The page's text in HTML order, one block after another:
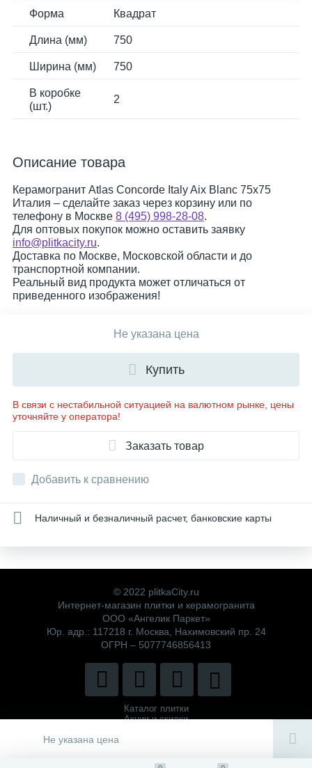
Форма Квадрат
Длина (мм) 750
Ширина (мм) 750
В коробке
(шт.)
2
Описание товара
Керамогранит Atlas Concorde Italy Aix Blanc 75x75
Италия – сделайте заказ через корзину или по
телефону в Москве 8 (495) 998-28-08.
Для оптовых покупок можно оставить заявку
info@plitkacity.ru.
Доставка по Москве, Московской области и до
транспортной компании.
Реальный вид продукта может отличаться от
приведенного изображения!
Не указана цена
Не указана цена
Купить
В связи с нестабильной ситуацией на валютном рынке, цены
уточняйте у оператора!
Заказать товар
Добавить к сравнению
Наличный и безналичный расчет, банковские карты
© 2022 plitkaCity.ru
Интернет-магазин плитки и керамогранита
ООО «Ангелик Паркет»
Юр. адр.: 117218 г. Москва, Нахимовский пр. 24
ОГРН – 5077746856413
Каталог плитки
Акции и скидки